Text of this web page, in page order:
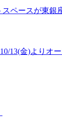
ペースが東銀
13(金)よりオ